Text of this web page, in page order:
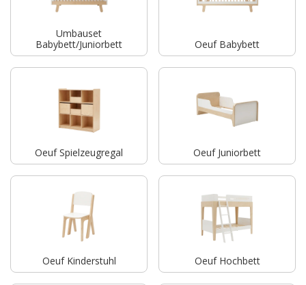
Umbauset
Babybett/Juniorbett
Oeuf Babybett
Oeuf Spielzeugregal Oeuf Juniorbett
Oeuf Kinderstuhl Oeuf Hochbett